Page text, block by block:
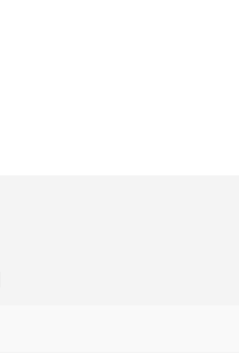
использования